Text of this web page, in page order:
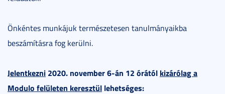
Önkéntes munkájuk természetesen tanulmányaikba
beszámításra fog kerülni.
Jelentkezni 2020. november 6-án 12 órától kizárólag a
Modulo felületen keresztül lehetséges: